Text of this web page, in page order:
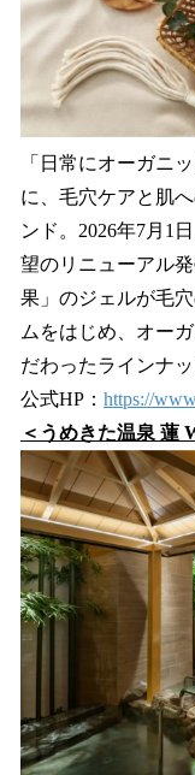
「日常にオーガニ
に、毛穴ケアと肌
ンド。2026年7月1
望のリニューアル
果」のジェルが毛
ムをはじめ、オー
だわったラインナ
公式HP： https://
＜うめきた温泉 蓮